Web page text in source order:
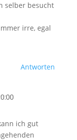
selber besucht
irre, egal
Antworten
ich gut